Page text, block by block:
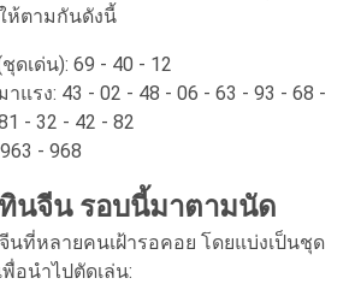
ห้ตามกันดังนี้
ดเด่น): 69 - 40 - 12
าแรง: 43 - 02 - 48 - 06 - 63 - 93 - 68 -
- 32 - 42 - 82
- 968
นจีน รอบนี้มาตามนัด
นที่หลายคนเฝ้ารอคอย โดยแบ่งเป็นชุด
พื่อนำไปตัดเล่น: